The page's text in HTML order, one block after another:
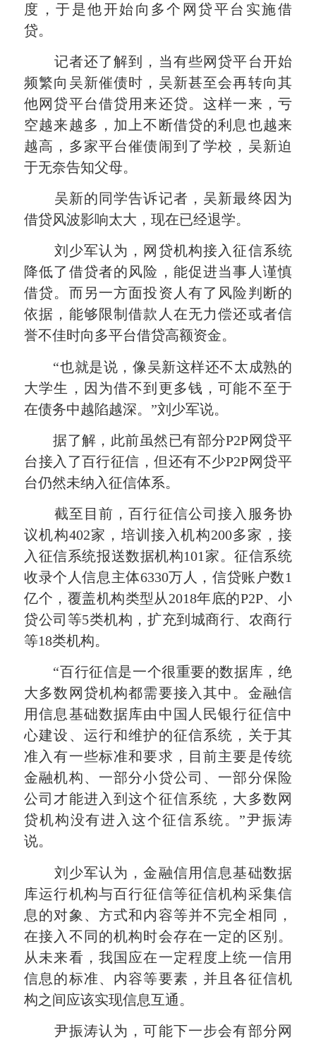
度，于是他开始向多个网贷平台实施借
贷。
记者还了解到，当有些网贷平台开始
频繁向吴新催债时，吴新甚至会再转向其
他网贷平台借贷用来还贷。这样一来，亏
空越来越多，加上不断借贷的利息也越来
越高，多家平台催债闹到了学校，吴新迫
于无奈告知父母。
吴新的同学告诉记者，吴新最终因为
借贷风波影响太大，现在已经退学。
刘少军认为，网贷机构接入征信系统
降低了借贷者的风险，能促进当事人谨慎
借贷。而另一方面投资人有了风险判断的
依据，能够限制借款人在无力偿还或者信
誉不佳时向多平台借贷高额资金。
“也就是说，像吴新这样还不太成熟的
大学生，因为借不到更多钱，可能不至于
在债务中越陷越深。”刘少军说。
据了解，此前虽然已有部分P2P网贷平
台接入了百行征信，但还有不少P2P网贷平
台仍然未纳入征信体系。
截至目前，百行征信公司接入服务协
议机构402家，培训接入机构200多家，接
入征信系统报送数据机构101家。征信系统
收录个人信息主体6330万人，信贷账户数1
亿个，覆盖机构类型从2018年底的P2P、小
贷公司等5类机构，扩充到城商行、农商行
等18类机构。
“百行征信是一个很重要的数据库，绝
大多数网贷机构都需要接入其中。金融信
用信息基础数据库由中国人民银行征信中
心建设、运行和维护的征信系统，关于其
准入有一些标准和要求，目前主要是传统
金融机构、一部分小贷公司、一部分保险
公司才能进入到这个征信系统，大多数网
贷机构没有进入这个征信系统。”尹振涛
说。
刘少军认为，金融信用信息基础数据
库运行机构与百行征信等征信机构采集信
息的对象、方式和内容等并不完全相同，
在接入不同的机构时会存在一定的区别。
从未来看，我国应在一定程度上统一信用
信息的标准、内容等要素，并且各征信机
构之间应该实现信息互通。
尹振涛认为，可能下一步会有部分网